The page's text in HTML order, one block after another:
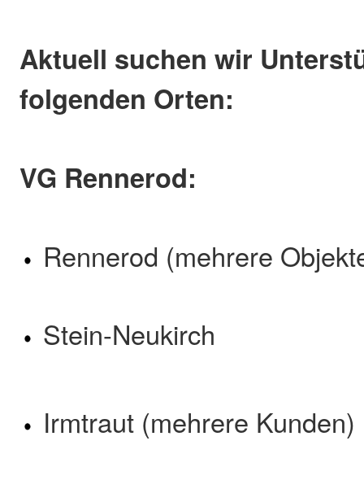
Aktuell suchen wir
folgenden Orten:
VG Rennerod:
Rennerod (mehrere
Stein-Neukirch
Irmtraut (mehrere Kunden)